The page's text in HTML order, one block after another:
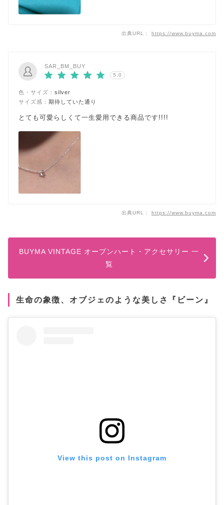
出典URL： https://www.buyma.com
SAR_BM_BUY
5.0
色・サイズ： silver
サイズ感： 期待していた通り
とても可愛らしくて一生愛用できる商品です!!!!
出典URL： https://www.buyma.com
BUYMA VINTAGE オープンハート・アクセサリー 一
覧
生命の象徴、オブジェのような美しさ『ビーン』
View this post on Instagram